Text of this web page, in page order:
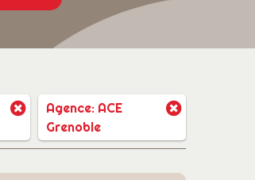
Agence: ACE
Grenoble